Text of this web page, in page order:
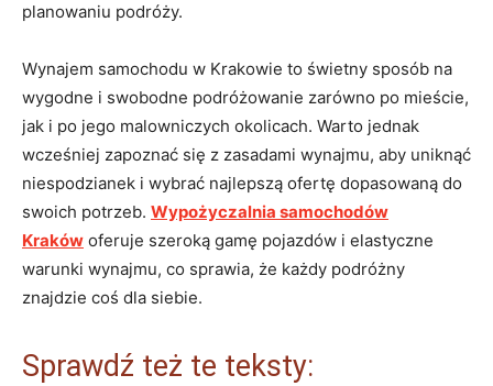
planowaniu podróży.
Wynajem samochodu w Krakowie to świetny sposób na
wygodne i swobodne podróżowanie zarówno po mieście,
jak i po jego malowniczych okolicach. Warto jednak
wcześniej zapoznać się z zasadami wynajmu, aby uniknąć
niespodzianek i wybrać najlepszą ofertę dopasowaną do
swoich potrzeb. Wypożyczalnia samochodów
Kraków oferuje szeroką gamę pojazdów i elastyczne
warunki wynajmu, co sprawia, że każdy podróżny
znajdzie coś dla siebie.
Sprawdź też te teksty: